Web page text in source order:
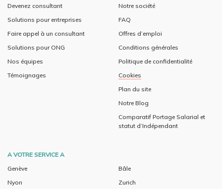
Devenez consultant
Solutions pour entreprises
Faire appel à un consultant
Solutions pour ONG
Nos équipes
Témoignages
Notre société
FAQ
Offres d’emploi
Conditions générales
Politique de confidentialité
Cookies
Plan du site
Notre Blog
Comparatif Portage Salarial et
statut d’Indépendant
A VOTRE SERVICE A
Genève
Nyon
Bâle
Zurich